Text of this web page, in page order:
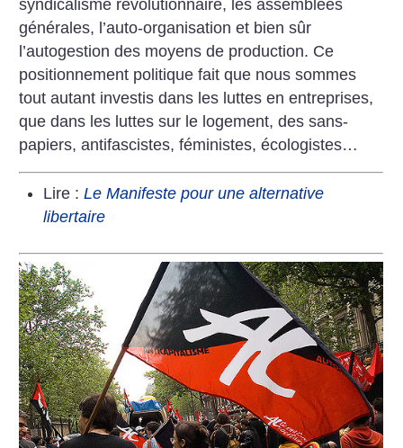
syndicalisme révolutionnaire, les assemblées
générales, l’auto-organisation et bien sûr
l’autogestion des moyens de production. Ce
positionnement po­litique fait que nous sommes
tout autant investis dans les luttes en entreprises,
que dans les luttes sur le logement, des sans-
papiers, antifascistes, féministes, écologistes…
Lire : Le Manifeste pour une alternative
libertaire